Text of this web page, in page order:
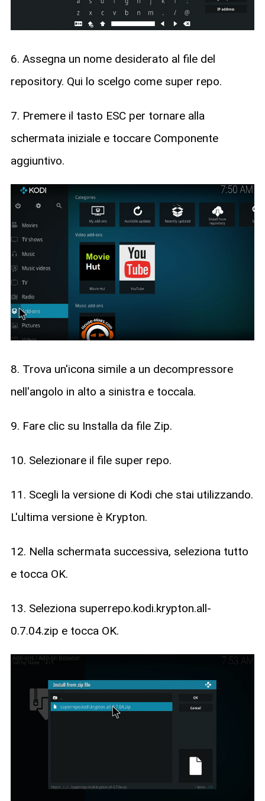
6. Assegna un nome desiderato al file del
repository. Qui lo scelgo come super repo.
7. Premere il tasto ESC per tornare alla
schermata iniziale e toccare Componente
aggiuntivo.
8. Trova un'icona simile a un decompressore
nell'angolo in alto a sinistra e toccala.
9. Fare clic su Installa da file Zip.
10. Selezionare il file super repo.
11. Scegli la versione di Kodi che stai utilizzando.
L'ultima versione è Krypton.
12. Nella schermata successiva, seleziona tutto
e tocca OK.
13. Seleziona superrepo.kodi.krypton.all-
0.7.04.zip e tocca OK.